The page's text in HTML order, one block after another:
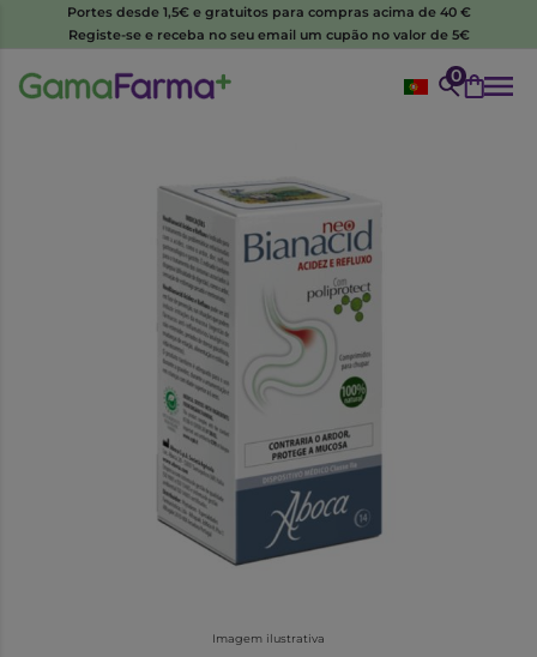
Portes desde 1,5€ e gratuitos para compras acima de 40 €
Registe-se e receba no seu email um cupão no valor de 5€
0
Imagem ilustrativa